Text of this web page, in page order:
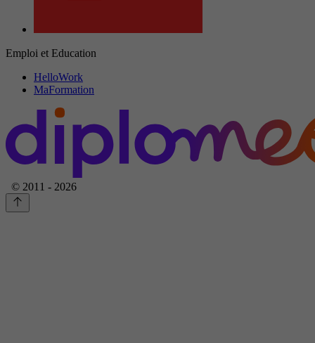
Emploi et Education
HelloWork
MaFormation
© 2011 - 2026